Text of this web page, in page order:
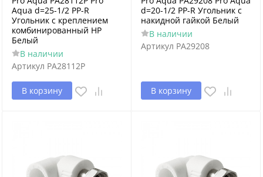
Aqua d=25-1/2 PP-R
Угольник с креплением
комбинированный НР
Белый
В наличии
Артикул PA28112P
В корзину
d=20-1/2 PP-R Угольник с
накидной гайкой Белый
В наличии
Артикул PA29208
В корзину